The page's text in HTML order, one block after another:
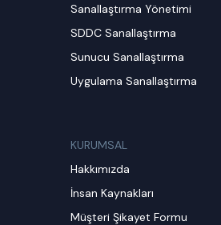
Sanallaştırma Yönetimi
SDDC Sanallaştırma
Sunucu Sanallaştırma
Uygulama Sanallaştırma
KURUMSAL
Hakkımızda
İnsan Kaynakları
Müşteri Şikayet Formu